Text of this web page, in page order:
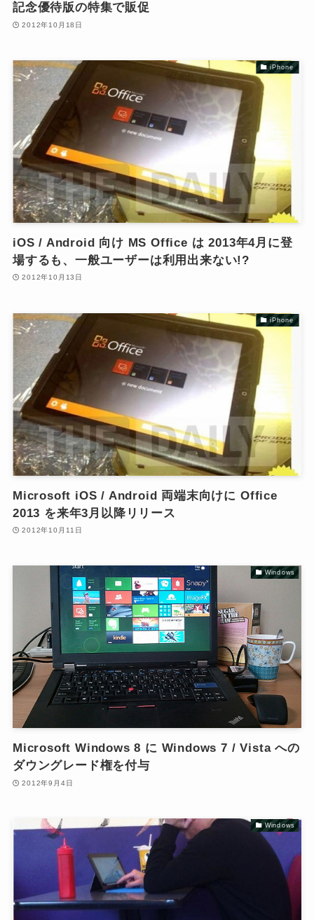
記念優待版の特集で販促
2012年10月18日
iPhone
iOS / Android 向け MS Office は 2013年4月に登
場するも、一般ユーザーは利用出来ない!?
2012年10月13日
iPhone
Microsoft iOS / Android 両端末向けに Office
2013 を来年3月以降リリース
2012年10月11日
Windows
Microsoft Windows 8 に Windows 7 / Vista への
ダウングレード権を付与
2012年9月4日
Windows